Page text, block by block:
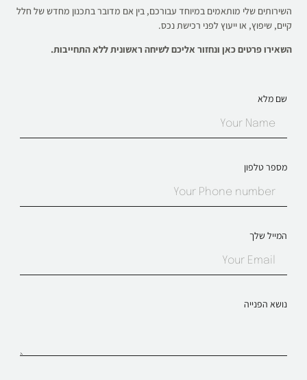
השירותים שלי מותאמים במיוחד עבורכם, בין אם מדובר בתכנון מחדש של חלל
קיים, שיפוץ, או ייעוץ לפני רכישת נכס.
השאירו פרטים כאן ונחזור אליכם לשיחה ראשונית ללא התחייבות.
שם מלא
מספר טלפון
המייל שלך
נושא הפנייה